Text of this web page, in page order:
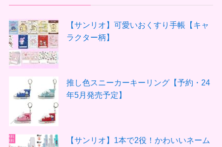
【サンリオ】可愛いおくすり手帳【キャ
ラクター柄】
推し色スニーカーキーリング【予約・24
年5月発売予定】
【サンリオ】1本で2役！かわいいネーム